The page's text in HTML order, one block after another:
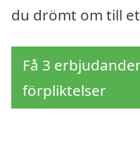
du drömt om till
Få 3
förpliktelser